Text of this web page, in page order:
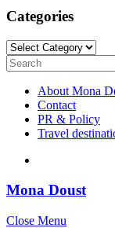
Categories
Categories
Search
for:
About Mona
Contact
PR & Policy
Travel
Mona Doust
Close Menu